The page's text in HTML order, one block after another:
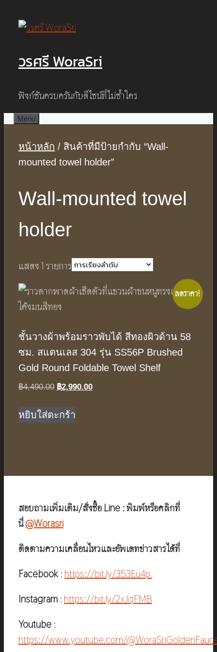
วรศรี WoraSri
ฟังก์ชันครบครันกับดีไซน์ที่ไม่ซ้ำใคร
Menu
หน้าหลัก / สินค้าที่มีป้ายกำกับ “Wall-
mounted towel holder”
Wall-mounted towel
holder
แสดง 1 รายการ
ลดราคา!
ชั้นวางผ้าพร้อมราวพับได้ สีทองผิวด้าน 58
ซม. สแตนเลส 304 รุ่น SS56P Brushed
Gold Round Foldable Towel Shelf
฿4,490.00 Original
was:
฿4,490.00.
฿2,990.00Current
หยิบใส่ตะกร้า
สอบถามเพิ่มเติม/สั่งซื้อ Line : พิมพ์หรือคลิกที่
นี่@Worasri
ติดตามความเคลื่อนไหวและอัพเดทข่าวสารได้ที่
Facebook : https://bit.ly/353Eu4p
Instagram : https://bit.ly/2xJqFMB
Youtube :
https://www.youtube.com/